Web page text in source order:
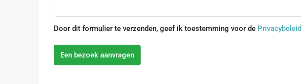
Door dit formulier te verzenden, geef ik toestemming voor de Privacybeleid
Een bezoek aanvragen